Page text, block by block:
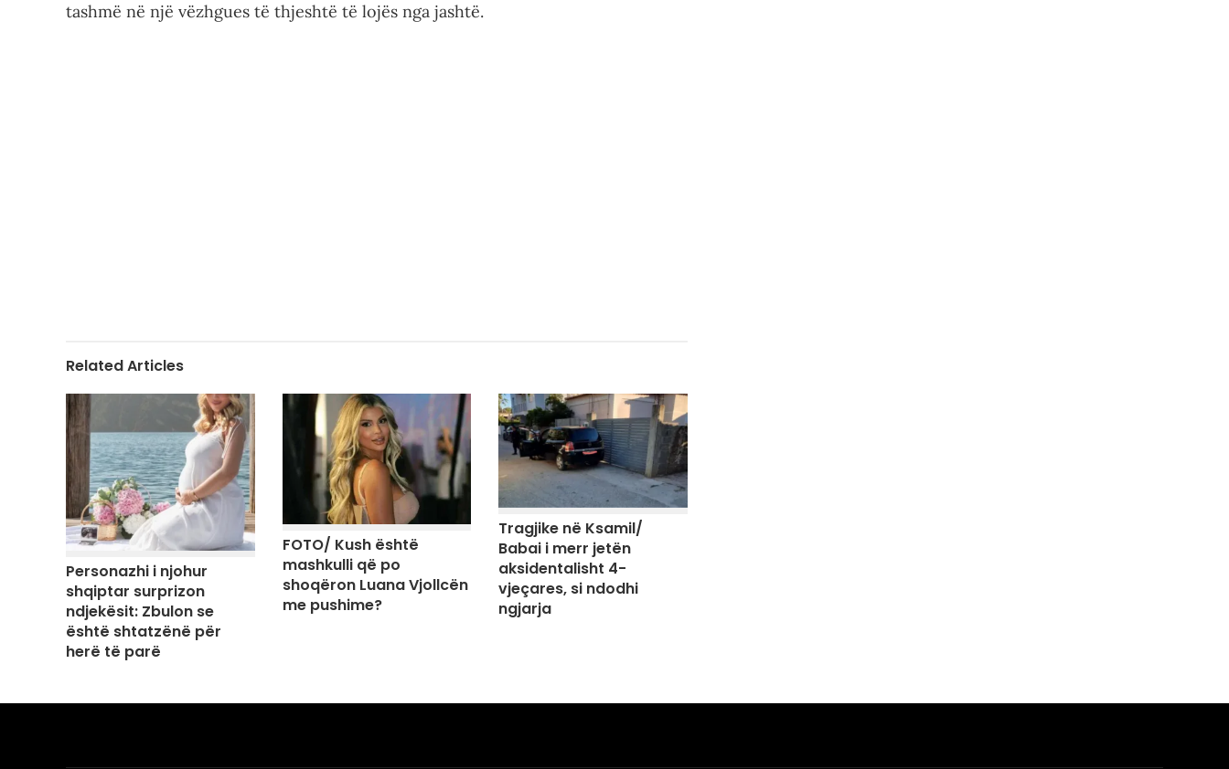
tashmë në një vëzhgues të thjeshtë të lojës nga jashtë.
Related Articles
Personazhi i njohur
shqiptar surprizon
ndjekësit: Zbulon se
është shtatzënë për
herë të parë
FOTO/ Kush është
mashkulli që po
shoqëron Luana Vjollcën
me pushime?
Tragjike në Ksamil/
Babai i merr jetën
aksidentalisht 4-
vjeçares, si ndodhi
ngjarja